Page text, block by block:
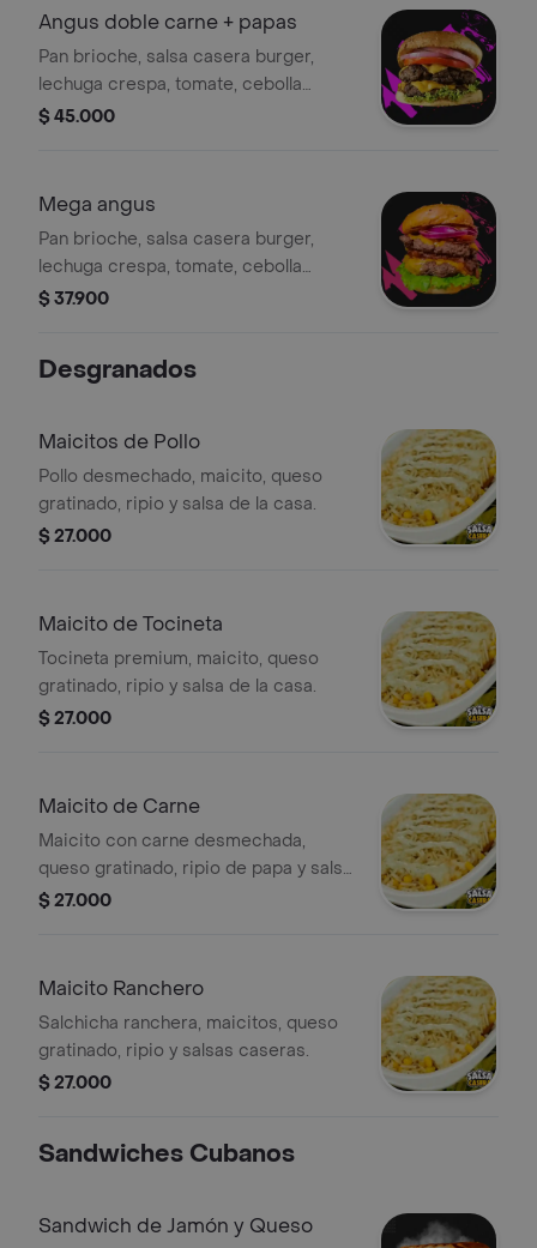
Angus doble carne + papas
Pan brioche, salsa casera burger,
lechuga crespa, tomate, cebolla
morada, doble carne angus certified,
$ 45.000
Mega angus
Pan brioche, salsa casera burger,
lechuga crespa, tomate, cebolla
morada, carne angus certified x2,
$ 37.900
Desgranados
Maicitos de Pollo
Pollo desmechado, maicito, queso
gratinado, ripio y salsa de la casa.
$ 27.000
Maicito de Tocineta
Tocineta premium, maicito, queso
gratinado, ripio y salsa de la casa.
$ 27.000
Maicito de Carne
Maicito con carne desmechada,
queso gratinado, ripio de papa y salsa
de la casa.
$ 27.000
Maicito Ranchero
Salchicha ranchera, maicitos, queso
gratinado, ripio y salsas caseras.
$ 27.000
Sandwiches Cubanos
Sandwich de Jamón y Queso